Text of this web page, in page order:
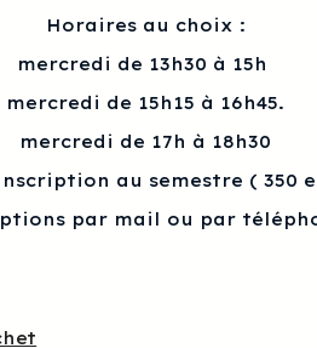
Horaires au choix :
mercredi de 13h30 à 15h
mercredi de 15h15 à 16h45.
mercredi de 17h à 18h30
au semestre ( 350
par mail ou par